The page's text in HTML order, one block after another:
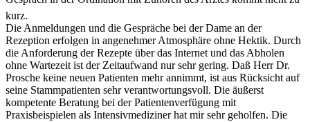
kurz.
Die Anmeldungen und die Gespräche bei der Dame an der
Rezeption erfolgen in angenehmer Atmosphäre ohne Hektik. Durch
die Anforderung der Rezepte über das Internet und das Abholen
ohne Wartezeit ist der Zeitaufwand nur sehr gering. Daß Herr Dr.
Prosche keine neuen Patienten mehr annimmt, ist aus Rücksicht auf
seine Stammpatienten sehr verantwortungsvoll. Die äußerst
kompetente Beratung bei der Patientenverfügung mit
Praxisbeispielen als Intensivmediziner hat mir sehr geholfen. Die